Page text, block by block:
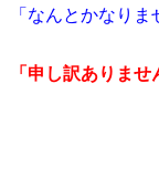
「なんとかなりま
「申し訳ありませ